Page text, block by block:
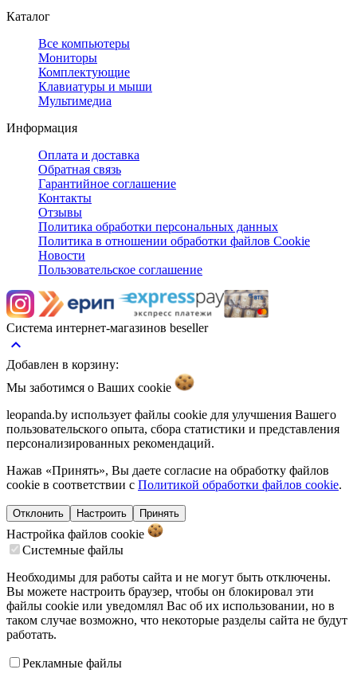
Каталог
Все компьютеры
Мониторы
Комплектующие
Клавиатуры и мыши
Мультимедиа
Информация
Оплата и доставка
Обратная связь
Гарантийное соглашение
Контакты
Отзывы
Политика обработки персональных данных
Политика в отношении обработки файлов Cookie
Новости
Пользовательское соглашение
Система интернет-магазинов beseller
keyboard_arrow_up
Добавлен в корзину:
Мы заботимся о Ваших cookie
leopanda.by использует файлы cookie для улучшения Вашего
пользовательского опыта, сбора статистики и представления
персонализированных рекомендаций.
Нажав «Принять», Вы даете согласие на обработку файлов
cookie в соответствии с Политикой обработки файлов cookie.
Отклонить Настроить Принять
Настройка файлов cookie
Системные файлы
Необходимы для работы сайта и не могут быть отключены.
Вы можете настроить браузер, чтобы он блокировал эти
файлы cookie или уведомлял Вас об их использовании, но в
таком случае возможно, что некоторые разделы сайта не будут
работать.
Рекламные файлы